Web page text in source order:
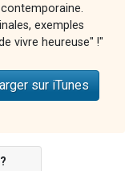
exemples
vivre heureuse" !"
sur iTunes